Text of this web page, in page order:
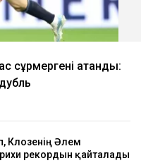
сұрмергені атанды:
Клозенің Әлем
рекордын қайталады